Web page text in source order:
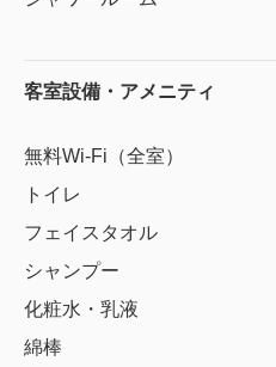
客室設備・アメニティ
無料Wi-Fi（全室）
トイレ
フェイスタオル
シャンプー
化粧水・乳液
綿棒